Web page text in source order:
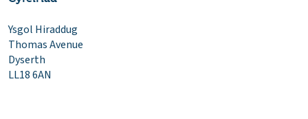
Ysgol Hiraddug
Thomas Avenue
Dyserth
LL18 6AN